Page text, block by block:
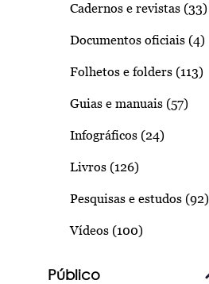
Cadernos e revistas (33)
Documentos oficiais (4)
Folhetos e folders (113)
Guias e manuais (57)
Infográficos (24)
Livros (126)
Pesquisas e estudos (92)
Vídeos (100)
Público